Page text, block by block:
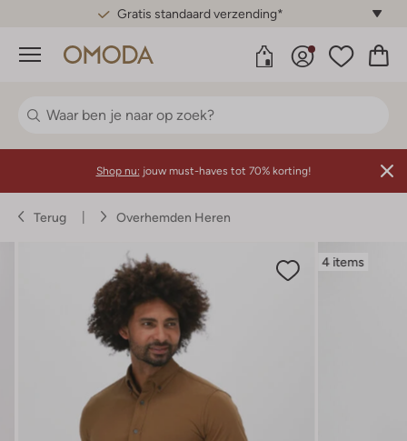
Gratis standaard verzending*
Menu
Shop nu: jouw must-haves tot 70% korting!
Terug Overhemden Heren
4 items